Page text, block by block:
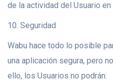
de la actividad del Usuario en
10. Seguridad
Wabu hace todo lo posible
una aplicación segura, pero
ello, los Usuarios no podrán: